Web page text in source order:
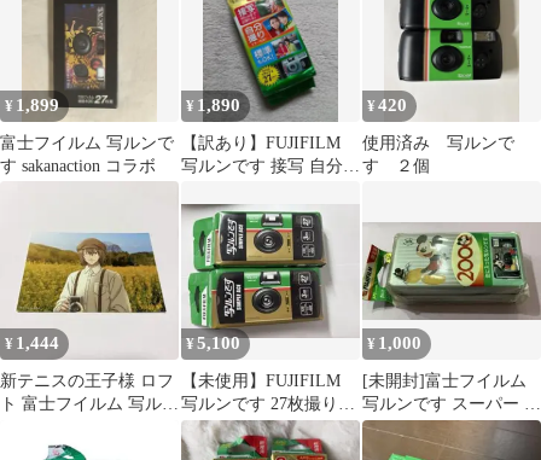
¥ 1,899
富士フイルム 写ルンで
す sakanaction コラボ
¥ 1,890
【訳あり】FUJIFILM
写ルンです 接写 自分撮
ュ付
¥420
使用済み 写ルンで
す ２個
¥ 1,444
新テニスの王子様 ロフ
ト 富士フイルム 写ルン
¥5,100
【未使用】FUJIFILM
写ルンです 27枚撮り2
個セット
¥ 1,000
[未開封]富士フイルム
写ルンです スーパー ス
リムエース ミッキー限
定缶